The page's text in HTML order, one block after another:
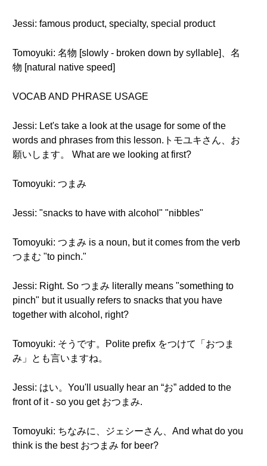
Jessi: famous product, specialty, special product
Tomoyuki: 名物 [slowly - broken down by syllable]、名
物 [natural native speed]
VOCAB AND PHRASE USAGE
Jessi: Let's take a look at the usage for some of the
words and phrases from this lesson.トモユキさん、お
願いします。 What are we looking at first?
Tomoyuki: つまみ
Jessi: "snacks to have with alcohol" "nibbles"
Tomoyuki: つまみ is a noun, but it comes from the verb
つまむ "to pinch."
Jessi: Right. So つまみ literally means "something to
pinch" but it usually refers to snacks that you have
together with alcohol, right?
Tomoyuki: そうです。Polite prefix をつけて「おつま
み」とも言いますね。
Jessi: はい。You'll usually hear an “お” added to the
front of it - so you get おつまみ.
Tomoyuki: ちなみに、ジェシーさん、And what do you
think is the best おつまみ for beer?